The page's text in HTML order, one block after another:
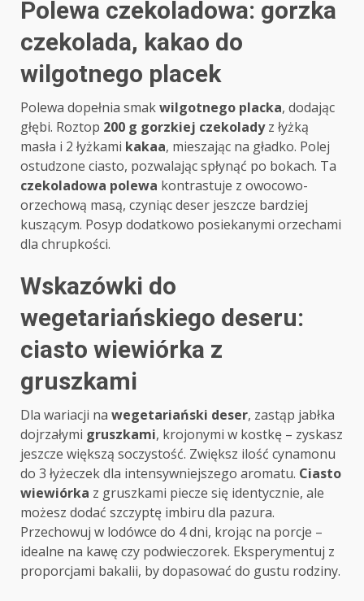
Polewa czekoladowa: gorzka
czekolada, kakao do
wilgotnego placek
Polewa dopełnia smakwilgotnego placka, dodając
głębi. Roztop 200 g gorzkiej czekoladyz łyżką
masła i 2 łyżkami kakaa, mieszając na gładko. Polej
ostudzone ciasto, pozwalając spłynąć po bokach. Ta
czekoladowa polewa kontrastuje z owocowo-
orzechową masą, czyniąc deser jeszcze bardziej
kuszącym. Posyp dodatkowo posiekanymi orzechami
dla chrupkości.
Wskazówki do
wegetariańskiego deseru:
ciasto wiewiórka z
gruszkami
Dla wariacji na wegetariański deser, zastąp jabłka
dojrzałymi gruszkami, krojonymi w kostkę – zyskasz
jeszcze większą soczystość. Zwiększ ilość cynamonu
do 3 łyżeczek dla intensywniejszego aromatu. Ciasto
wiewiórka z gruszkami piecze się identycznie, ale
możesz dodać szczyptę imbiru dla pazura.
Przechowuj w lodówce do 4 dni, krojąc na porcje –
idealne na kawę czy podwieczorek. Eksperymentuj z
proporcjami bakalii, by dopasować do gustu rodziny.